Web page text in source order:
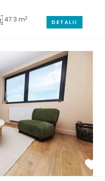
47.3 m2
DETALII